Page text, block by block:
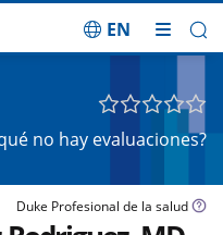
EN
no hay evaluaciones?
Duke Profesional de la salud